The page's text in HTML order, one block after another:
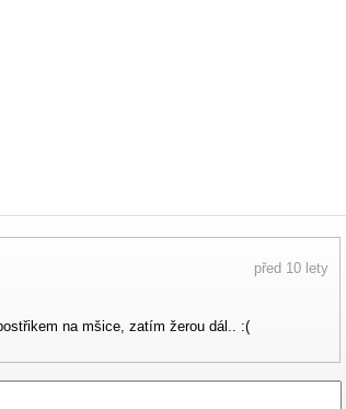
před 10 lety
na mšice, zatím žerou dál.. :(